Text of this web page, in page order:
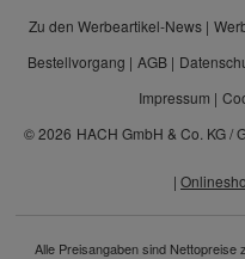
Zu den Werbeartikel-News
Bestellvorgang
AGB
Impressum
© 2026 HACH GmbH & Co. KG /
|
Alle Preisangaben sind Nettopreise